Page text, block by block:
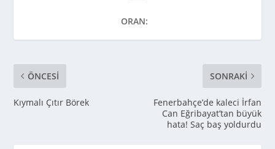
ORAN:
ÖNCESI
Kıymalı Çıtır Börek
SONRAKI
Fenerbahçe’de kaleci İrfan
Can Eğribayat’tan büyük
hata! Saç baş yoldurdu